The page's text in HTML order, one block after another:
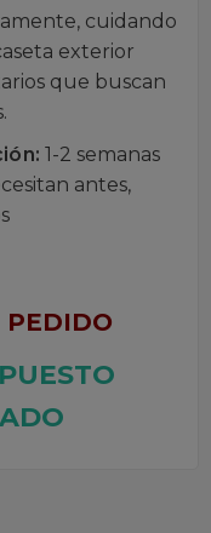
cuidando
exterior
que buscan
1-2 semanas
antes,
PEDIDO